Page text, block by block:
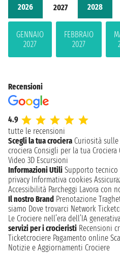
2026 2027 2028
GENNAIO
2027
FEBBRAIO
2027
Recensioni
4.9
tutte le recensioni
Scegli la tua crociera Curiosità
crociera Consigli per la tua Crociera
Video 3D Escursioni
Informazioni Utili Supporto tecnico
privacy Informativa cookies
Accessibilità Parcheggi Lavora con
Il nostro Brand Prenotazione
siamo Dove trovarci Network
Le Crociere nell’era dell’IA
servizi per i crocieristi Recensioni
Ticketcrociere Pagamento online
Notizie e Aggiornamenti Crociere